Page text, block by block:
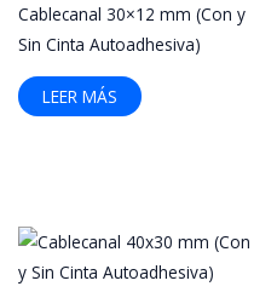
Cablecanal 30×12 mm (Con y
Sin Cinta Autoadhesiva)
LEER MÁS